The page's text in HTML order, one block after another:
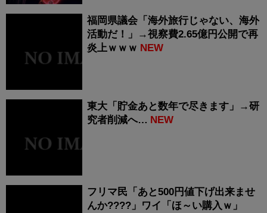
福岡県議会「海外旅行じゃない、海外
活動だ！」→視察費2.65億円公開で再
炎上ｗｗｗ NEW
東大「貯金あと数年で尽きます」→研
究者削減へ… NEW
フリマ民「あと500円値下げ出来ませ
んか????」ワイ「ほ～い購入ｗ」